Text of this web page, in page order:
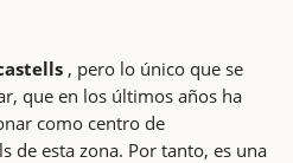
, pero lo único que se
que en los últimos años ha
como centro de
de esta zona. Por tanto, es una